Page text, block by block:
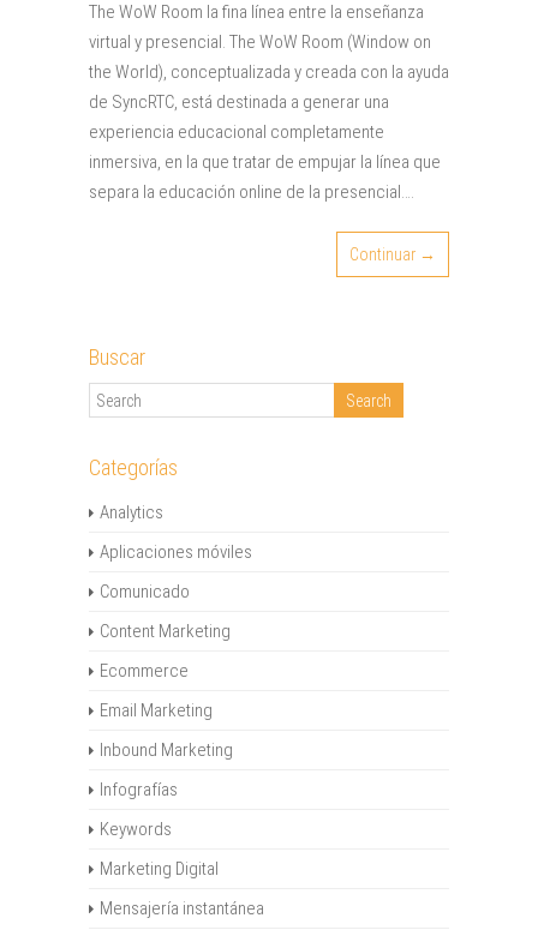
The WoW Room la fina línea entre la enseñanza
virtual y presencial. The WoW Room (Window on
the World), conceptualizada y creada con la ayuda
de SyncRTC, está destinada a generar una
experiencia educacional completamente
inmersiva, en la que tratar de empujar la línea que
separa la educación online de la presencial….
Continuar →
Buscar
Categorías
Analytics
Aplicaciones móviles
Comunicado
Content Marketing
Ecommerce
Email Marketing
Inbound Marketing
Infografías
Keywords
Marketing Digital
Mensajería instantánea